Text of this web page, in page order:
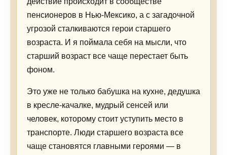
пенсионеров в Нью-Мексико, а с загадочной
угрозой сталкиваются герои старшего
возраста. И я поймала себя на мысли, что
старший возраст все чаще перестает быть
фоном.
Это уже не только бабушка на кухне, дедушка
в кресле-качалке, мудрый сенсей или
человек, которому стоит уступить место в
транспорте. Люди старшего возраста все
чаще становятся главными героями — в